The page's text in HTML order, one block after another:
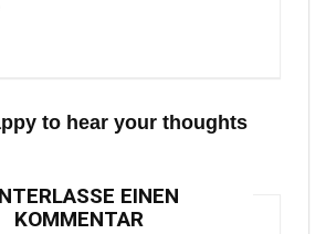
to hear your thoughts
EINEN
KOMMENTAR